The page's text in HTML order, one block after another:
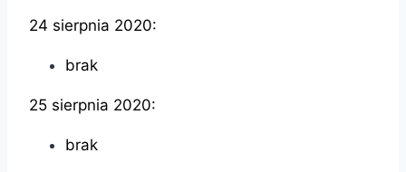
24 sierpnia 2020:
brak
25 sierpnia 2020:
brak